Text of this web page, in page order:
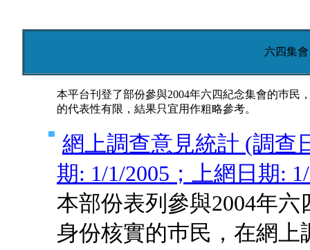
六四集會
本平台刊登了部份參與2004年六四紀念集會的巿民
的代表性有限，結果只宜用作粗略參考。
網上調查意見統計 (調查
期: 1/1/2005；上網日期:
本部份表列參與2004年
身份核實的巿民，在網